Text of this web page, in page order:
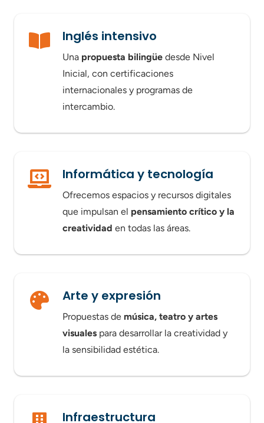
Inglés intensivo
Una propuesta bilingüedesde Nivel
Inicial, con certificaciones
internacionales y programas de
intercambio.
Informática y tecnología
Ofrecemos espacios y recursos digitales
que impulsan el pensamiento crítico y la
creatividad en todas las áreas.
Arte y expresión
Propuestas de música, teatro y artes
visualespara desarrollar la creatividad y
la sensibilidad estética.
Infraestructura